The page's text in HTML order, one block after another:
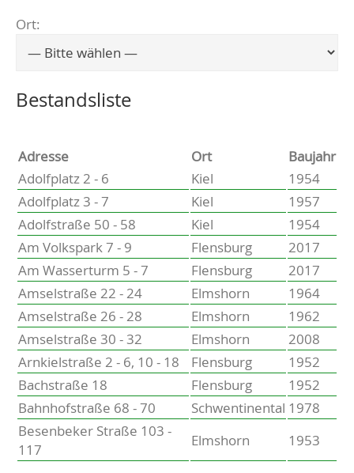
Eckernförde
Heikendorf
Kronshagen
Schwentinental
Preetz
Heide
Bordesholm
Elmshorn
Ort:
Wählen Sie einen Ort, um zur entsprechenden Seite
Bestandsliste
Adresse Ort
Baujahr
Adolfplatz 2 - 6
Kiel
1954
Adolfplatz 3 - 7
Kiel
1957
Adolfstraße 50 - 58
Kiel
1954
Am Volkspark 7 - 9
Flensburg
2017
Am Wasserturm 5 - 7
Flensburg
2017
Amselstraße 22 - 24
Elmshorn
1964
Amselstraße 26 - 28
Elmshorn
1962
Amselstraße 30 - 32
Elmshorn
2008
Arnkielstraße 2 - 6, 10 - 18
Flensburg
1952
Bachstraße 18
Flensburg
1952
Bahnhofstraße 68 - 70
Schwentinental 1978
Besenbeker Straße 103 -
117
Elmshorn 1953